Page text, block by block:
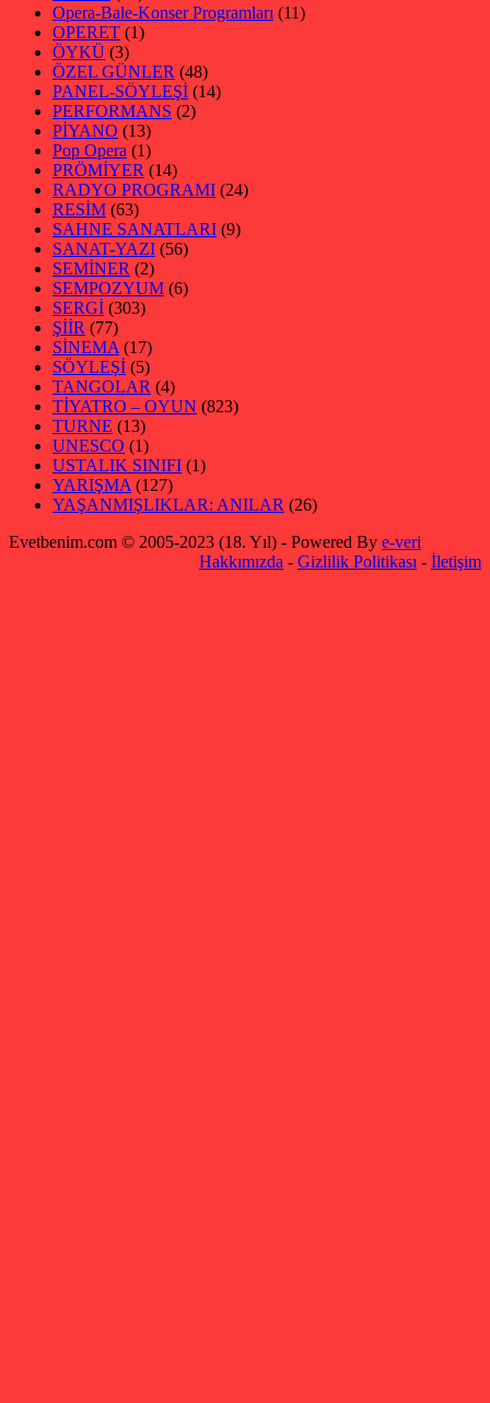
Opera-Bale-Konser Programları (11)
OPERET (1)
ÖYKÜ (3)
ÖZEL GÜNLER (48)
PANEL-SÖYLEŞİ (14)
PERFORMANS (2)
PİYANO (13)
Pop Opera (1)
PRÖMİYER (14)
RADYO PROGRAMI (24)
RESİM (63)
SAHNE SANATLARI (9)
SANAT-YAZI (56)
SEMİNER (2)
SEMPOZYUM (6)
SERGİ (303)
ŞİİR (77)
SİNEMA (17)
SÖYLEŞİ (5)
TANGOLAR (4)
TİYATRO – OYUN (823)
TURNE (13)
UNESCO (1)
USTALIK SINIFI (1)
YARIŞMA (127)
YAŞANMIŞLIKLAR: ANILAR (26)
Evetbenim.com © 2005-2023 (18. Yıl) - Powered By e-veri
Hakkımızda - Gizlilik Politikası - İletişim